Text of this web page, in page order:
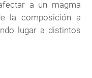
a un magma
la composición a
lugar a distintos